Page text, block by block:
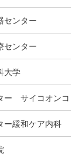
センター
センター
大学
ー サイコオンコロ
ー緩和ケア内科